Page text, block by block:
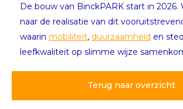
De bouw van BinckPARK start in 2026.
naar de realisatie van dit
waarin mobiliteit, duurzaamheid en
leefkwaliteit op slimme wijze
Terug naar overzicht